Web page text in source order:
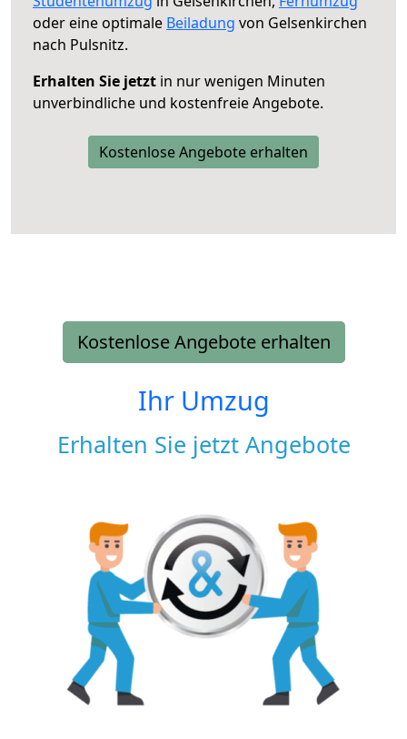
oder eine optimale Beiladung von Gelsenkirchen
nach Pulsnitz.
Erhalten Sie jetzt in nur wenigen Minuten
unverbindliche und kostenfreie Angebote.
Kostenlose Angebote erhalten
Kostenlose Angebote erhalten
Ihr Umzug
Erhalten Sie jetzt Angebote